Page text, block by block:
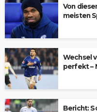
Von
meisten
Wechsel
perfekt –
Bericht: